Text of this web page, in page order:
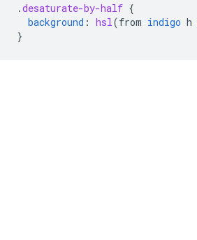
.desaturate-by-half {
background : hsl (from indigo h
}